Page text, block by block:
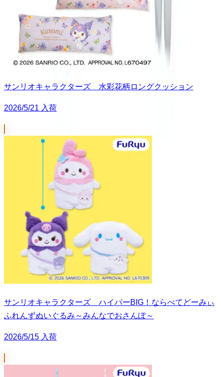
サンリオキャラクターズ 水彩花柄ロングクッション
2026/5/21 入荷
サンリオキャラクターズ ハイパーBIG！ならべてどーみぃ
ふれんずぬいぐるみ～みんなでおさんぽ～
2026/5/15 入荷